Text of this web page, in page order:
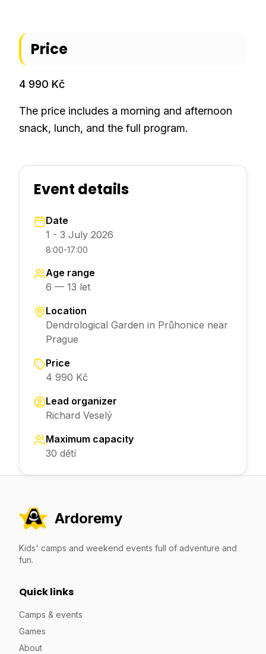
Price
4 990 Kč
The price includes a morning and afternoon
snack, lunch, and the full program.
Event details
Date
1 - 3 July 2026
8:00-17:00
Age range
6 — 13 let
Location
Dendrological Garden in Průhonice near
Prague
Price
4 990 Kč
Lead organizer
Richard Veselý
Maximum capacity
30 dětí
Ardoremy
Kids' camps and weekend events full of adventure and
fun.
Quick links
Camps & events
Games
About